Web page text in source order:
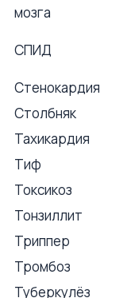
мозга
СПИД
Стенокардия
Столбняк
Тахикардия
Тиф
Токсикоз
Тонзиллит
Триппер
Тромбоз
Туберкулёз